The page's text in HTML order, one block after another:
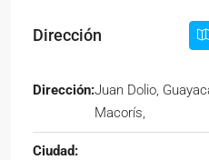
Dirección
Dirección:Juan Dolio,
Macorís,
Ciudad: